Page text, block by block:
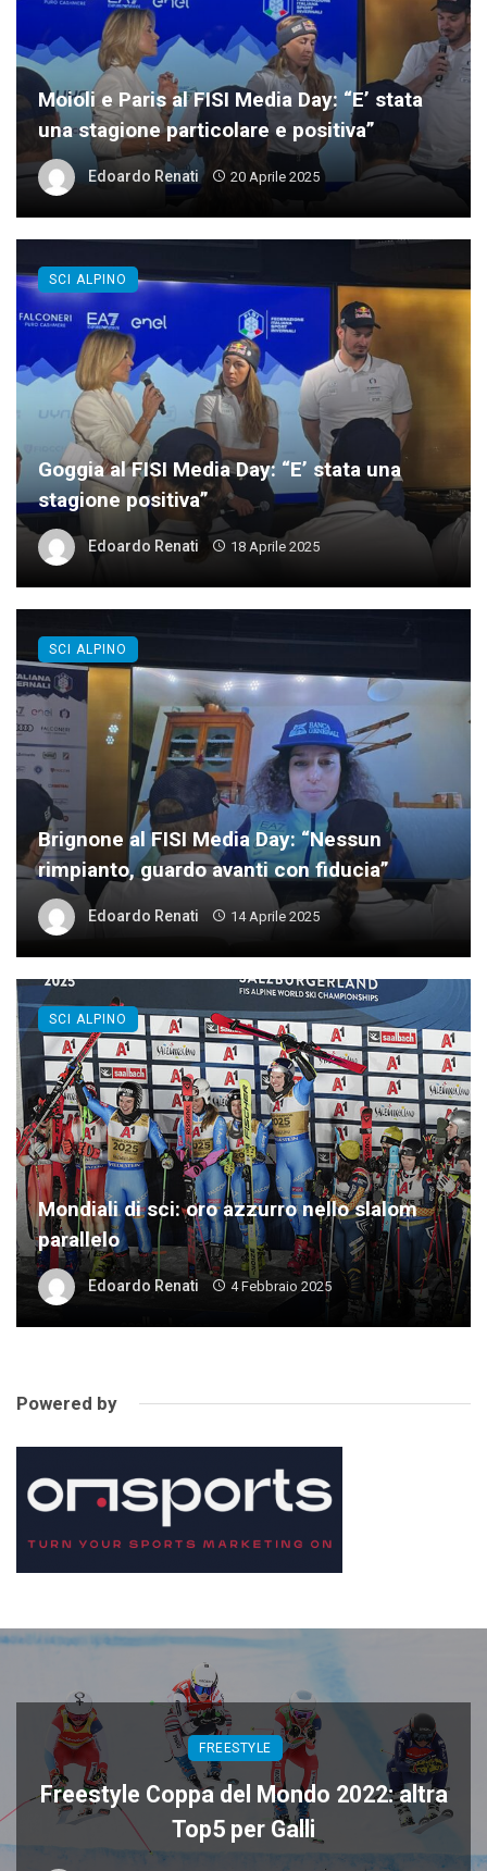
Moioli e Paris al FISI Media Day: “E’ stata
una stagione particolare e positiva”
Edoardo Renati 20 Aprile 2025
Goggia al FISI Media Day: “E’ stata una
stagione positiva”
Edoardo Renati 18 Aprile 2025
SCI ALPINO
Brignone al FISI Media Day: “Nessun
rimpianto, guardo avanti con fiducia”
Edoardo Renati 14 Aprile 2025
SCI ALPINO
Mondiali di sci: oro azzurro nello slalom
parallelo
Edoardo Renati 4 Febbraio 2025
SCI ALPINO
Powered by
FREESTYLE
Freestyle Coppa del Mondo 2022: altra
Top5 per Galli